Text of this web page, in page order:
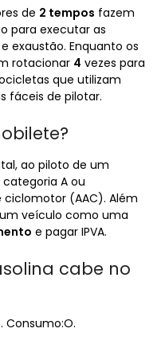
de 2 tempos fazem
para executar as
exaustão. Enquanto os
rotacionar 4 vezes para
que utilizam
fáceis de pilotar.
ao piloto de um
A ou
(AAC). Além
veículo como uma
e pagar IPVA.
cabe no
. Consumo:O.